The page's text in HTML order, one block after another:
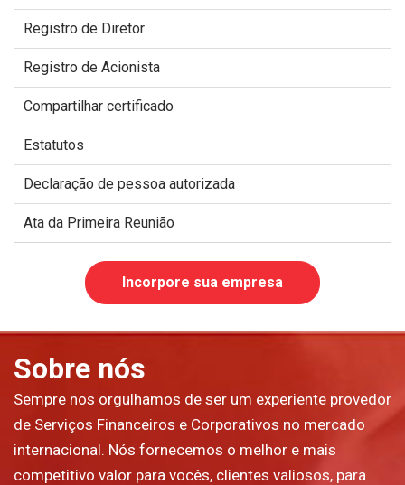
Registro de Diretor
Registro de Acionista
Compartilhar certificado
Estatutos
Declaração de pessoa autorizada
Ata da Primeira Reunião
Incorpore sua empresa
Sobre nós
Sempre nos orgulhamos de ser um experiente provedor
de Serviços Financeiros e Corporativos no mercado
internacional. Nós fornecemos o melhor e mais
competitivo valor para vocês, clientes valiosos, para